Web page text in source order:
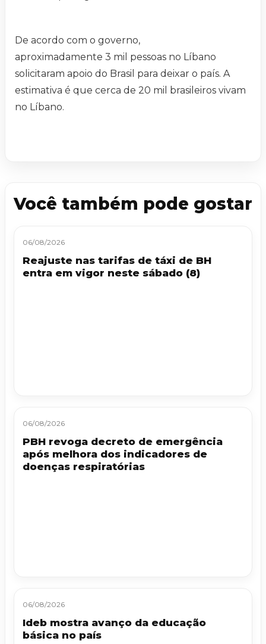
De acordo com o governo,
aproximadamente 3 mil pessoas no Líbano
solicitaram apoio do Brasil para deixar o país. A
estimativa é que cerca de 20 mil brasileiros vivam
no Líbano.
Você também pode gostar
06/08/2026
Reajuste nas tarifas de táxi de BH
entra em vigor neste sábado (8)
06/08/2026
PBH revoga decreto de emergência
após melhora dos indicadores de
doenças respiratórias
06/08/2026
Ideb mostra avanço da educação
básica no país